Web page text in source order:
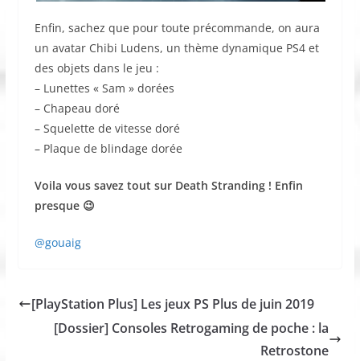
Enfin, sachez que pour toute précommande, on aura
un avatar Chibi Ludens, un thème dynamique PS4 et
des objets dans le jeu :
– Lunettes « Sam » dorées
– Chapeau doré
– Squelette de vitesse doré
– Plaque de blindage dorée
Voila vous savez tout sur Death Stranding ! Enfin
presque 😉
@gouaig
[PlayStation Plus] Les jeux PS Plus de juin 2019
[Dossier] Consoles Retrogaming de poche : la
Retrostone